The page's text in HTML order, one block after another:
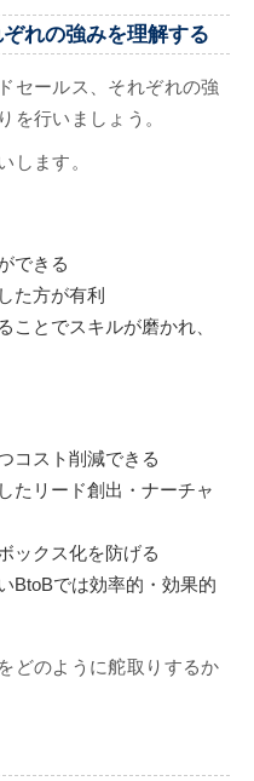
れの強みを理解する
セールス、それぞれの強
を行いましょう。
します。
できる
た方が有利
ことでスキルが磨かれ、
コスト削減できる
たリード創出・ナーチャ
ックス化を防げる
BtoBでは効率的・効果的
どのように舵取りするか